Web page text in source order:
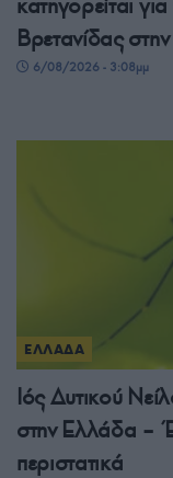
Βρετανίδας
6/08/2026 - 3:08μμ
ΕΛΛΑΔΑ
Ιός Δυτικού
στην Ελλάδα –
περιστατικά